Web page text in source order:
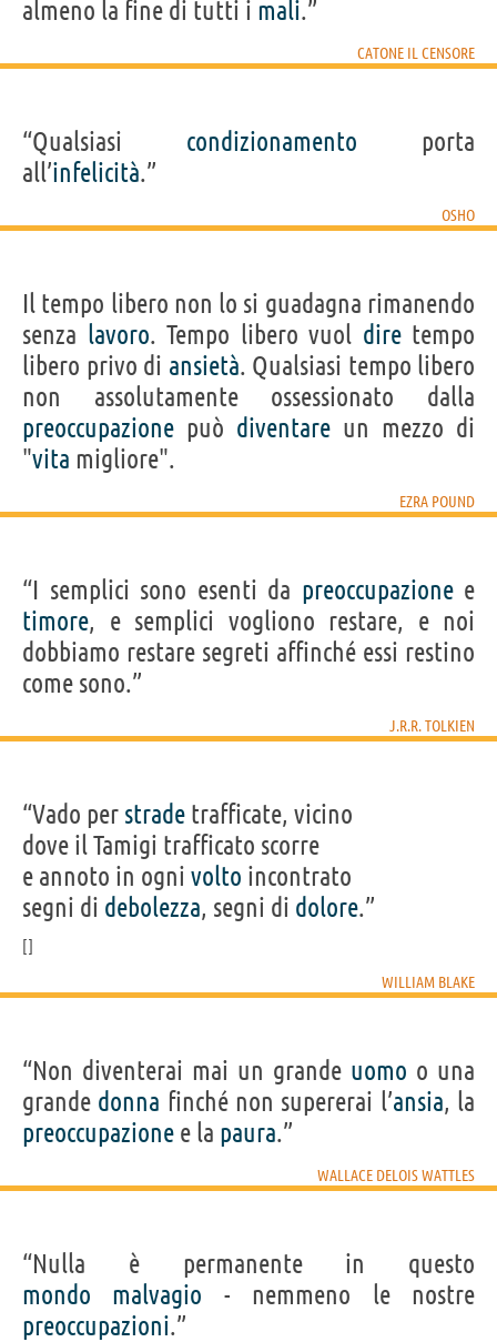
almeno la fine di tutti i mali.”
CATONE IL CENSORE
“Qualsiasi condizionamento porta
all’infelicità.”
OSHO
Il tempo libero non lo si guadagna rimanendo
senza lavoro. Tempo libero vuol diretempo
libero privo di ansietà. Qualsiasi tempo libero
non assolutamente ossessionato dalla
preoccupazione può diventare un mezzo di
"vita migliore".
EZRA POUND
“I semplici sono esenti da preoccupazionee
timore, e semplici vogliono restare, e noi
dobbiamo restare segreti affinché essi restino
come sono.”
J.R.R. TOLKIEN
“Vado per strade trafficate, vicino
dove il Tamigi trafficato scorre
e annoto in ogni volto incontrato
segni di debolezza, segni di dolore.”
WILLIAM BLAKE
“Non diventerai mai un grande uomo o una
grande donna finché non supererai l’ansia, la
preoccupazione e la paura.”
WALLACE DELOIS WATTLES
“Nulla è permanente in questo
mondo
malvagio - nemmeno le nostre
preoccupazioni.”